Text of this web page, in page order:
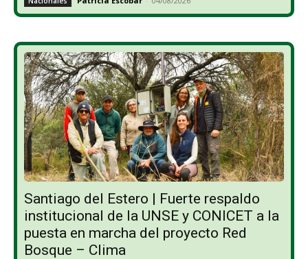
Santiago del Estero | Fuerte respaldo
institucional de la UNSE y CONICET a la
puesta en marcha del proyecto Red
Bosque – Clima